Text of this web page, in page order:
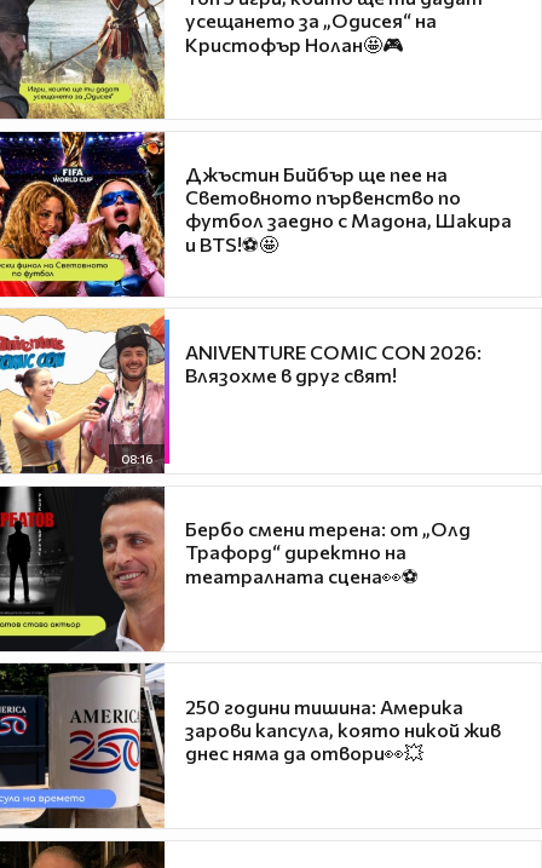
усещането за „Одисея“ на
Кристофър Нолан🤩🎮
Джъстин Бийбър ще пее на
Световното първенство по
футбол заедно с Мадона, Шакира
и BTS!⚽🤩
08:16
ANIVENTURE COMIC CON 2026:
Влязохме в друг свят!
Бербо смени терена: от „Олд
Трафорд“ директно на
театралната сцена👀⚽
250 години тишина: Америка
зарови капсула, която никой жив
днес няма да отвори👀💥